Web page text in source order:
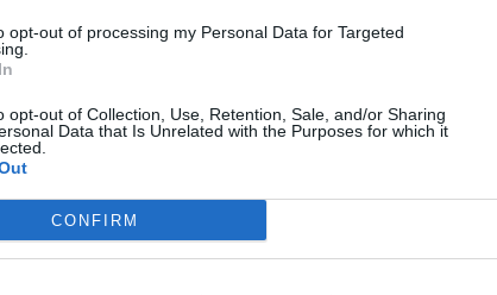
opt-out of processing my Personal Data for Targeted
opt-out of Collection, Use, Retention, Sale, and/or Sharing
Data that Is Unrelated with the Purposes for which it
CONFIRM
ogen, want zij zijn de vensters van iemands ware
zaken of soms ontbreken ze alle zes. Het ontbreken
kan een kapsel van hoop naar teleurstelling doen
Je beslist om een afspraak te maken. Dit is het
met zijn persoonlijkheid en expertise voor zich kan
hem te vragen om uit te leggen hoe hij alle zes de
samenvatting van je attributen en uitdagingen. Als